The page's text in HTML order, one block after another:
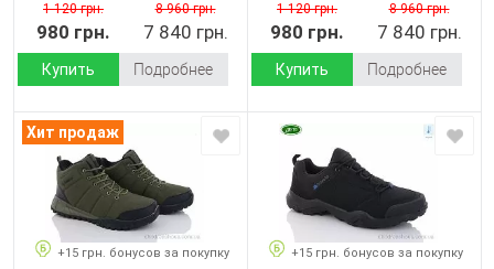
1 120 грн.
980 грн.
8 960 грн.
7 840 грн.
Купить Подробнее
1 120 грн.
980 грн.
8 960 грн.
7 840 грн.
Купить Подробнее
Хит продаж
+15 грн. бонусов за покупку +15 грн. бонусов за покупку